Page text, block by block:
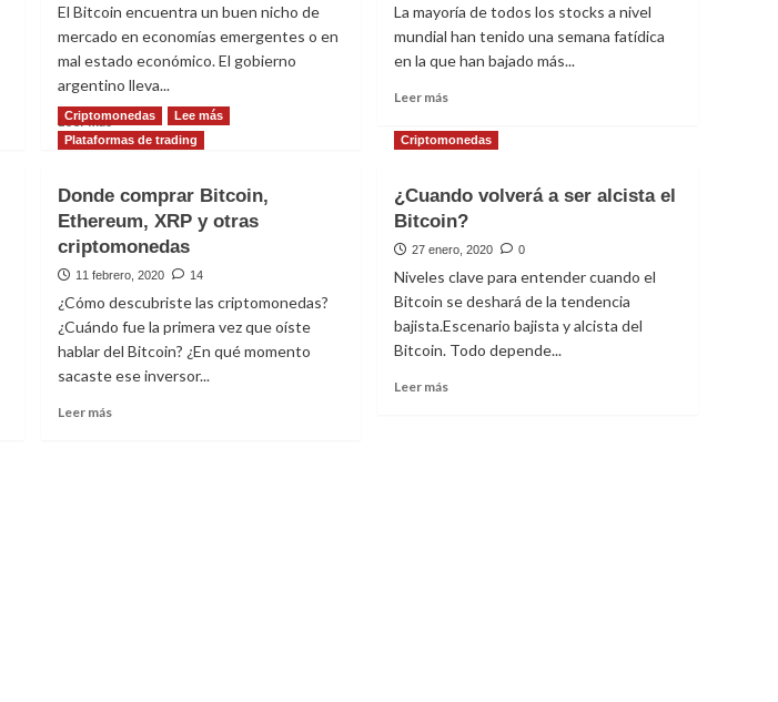
El Bitcoin encuentra un buen nicho de
mercado en economías emergentes o en
mal estado económico. El gobierno
argentino lleva...
Leer másLeer
más
comprar
Bitcoin
con
argentinos
en
2023
La mayoría de todos los stocks a nivel
mundial han tenido una semana fatídica
en la que han bajado más...
Leer más
sobre
ha
tomado
aire
puede
volver
a
caer
Criptomonedas
Lee más
Plataformas de trading
Donde comprar Bitcoin,
Ethereum, XRP y otras
criptomonedas
11 febrero, 2020 14
¿Cómo descubriste las criptomonedas?
¿Cuándo fue la primera vez que oíste
hablar del Bitcoin? ¿En qué momento
sacaste ese inversor...
Leer másLeer
Criptomonedas
¿Cuando volverá a ser alcista el
Bitcoin?
27 enero, 2020 0
Niveles clave para entender cuando el
Bitcoin se deshará de la tendencia
bajista.Escenario bajista y alcista del
Bitcoin. Todo depende...
Leer más